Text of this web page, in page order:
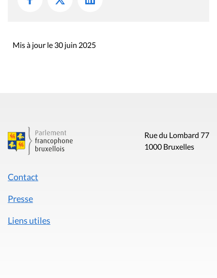
Mis à jour le 30 juin 2025
Rue du Lombard 77
1000 Bruxelles
Contact
Presse
Liens utiles